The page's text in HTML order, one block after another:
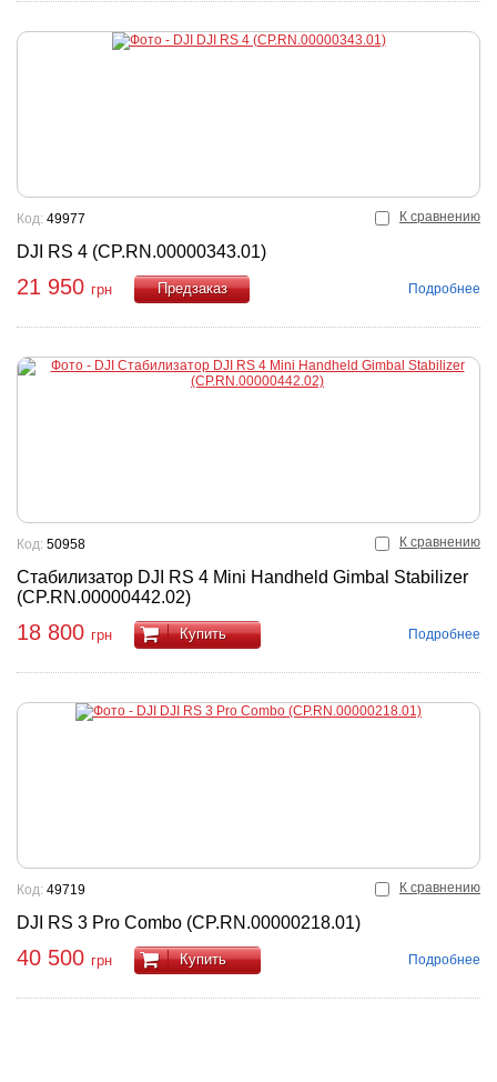
К сравнению
DJI RS 4 (CP.RN.00000343.01)
Код: 49977
21 950 грн
Подробнее
К сравнению
Стабилизатор DJI RS 4 Mini Handheld Gimbal Stabilizer
(CP.RN.00000442.02)
Код: 50958
18 800 грн Купить Подробнее
К сравнению
DJI RS 3 Pro Combo (CP.RN.00000218.01)
Код: 49719
40 500 грн Купить Подробнее